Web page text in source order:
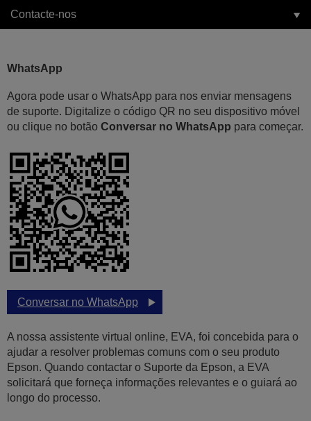
Contacte-nos
WhatsApp
Agora pode usar o WhatsApp para nos enviar mensagens
de suporte. Digitalize o código QR no seu dispositivo móvel
ou clique no botão Conversar no WhatsApp para começar.
Conversar no WhatsApp
A nossa assistente virtual online, EVA, foi concebida para o
ajudar a resolver problemas comuns com o seu produto
Epson. Quando contactar o Suporte da Epson, a EVA
solicitará que forneça informações relevantes e o guiará ao
longo do processo.